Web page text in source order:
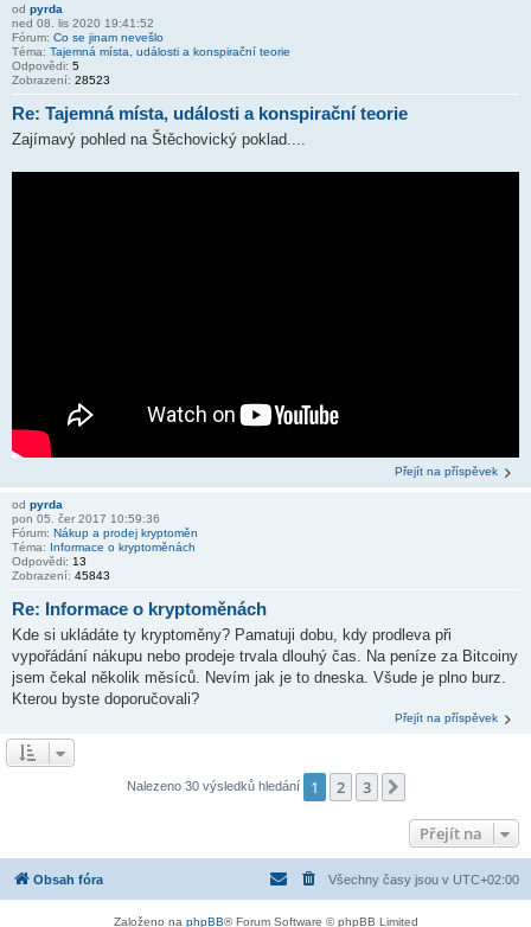
od pyrda
ned 08. lis 2020 19:41:52
Fórum: Co se jinam nevešlo
Téma: Tajemná místa, události a konspirační teorie
Odpovědi: 5
Zobrazení: 28523
Re: Tajemná místa, události a konspirační teorie
Zajímavý pohled na Štěchovický poklad....
Přejít na příspěvek
od pyrda
pon 05. čer 2017 10:59:36
Fórum: Nákup a prodej kryptoměn
Téma: Informace o kryptoměnách
Odpovědi: 13
Zobrazení: 45843
Re: Informace o kryptoměnách
Kde si ukládáte ty kryptoměny? Pamatuji dobu, kdy prodleva při
vypořádání nákupu nebo prodeje trvala dlouhý čas. Na peníze za Bitcoiny
jsem čekal několik měsíců. Nevím jak je to dneska. Všude je plno burz.
Kterou byste doporučovali?
Přejít na příspěvek
Nalezeno 30 výsledků hledání 1 2 3
Přejít na
Obsah fóra Všechny časy jsou v UTC+02:00
Založeno na phpBB® Forum Software © phpBB Limited